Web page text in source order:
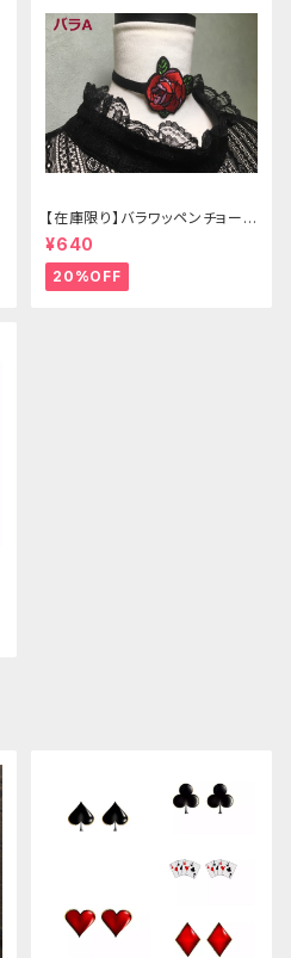
【在庫限り】バラワッペンチョーカ
ー
¥640
20%OFF